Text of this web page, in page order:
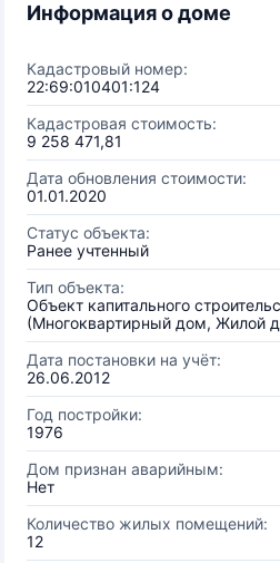
Информация о доме
Кадастровый номер:
22:69:010401:124
Кадастровая стоимость:
9 258 471,81
Дата обновления стоимости:
01.01.2020
Статус объекта:
Ранее учтенный
Тип объекта:
Объект капитального
(Многоквартирный дом, Жилой
Дата постановки на учёт:
26.06.2012
Год постройки:
1976
Дом признан аварийным:
Нет
Количество жилых помещений:
12